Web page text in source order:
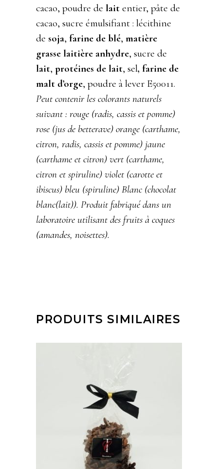
cacao, poudre de lait entier, pâte de
cacao, sucre émulsifiant : lécithine
de soja, farine de blé, matière
grasse laitière anhydre, sucre de
lait, protéines de lait, sel, farine de
malt d’orge, poudre à lever E50011.
Peut contenir les colorants naturels
suivant : rouge (radis, cassis et pomme)
rose (jus de betterave) orange (carthame,
citron, radis, cassis et pomme) jaune
(carthame et citron) vert (carthame,
citron et spiruline) violet (carotte et
ibiscus) bleu (spiruline) Blanc (chocolat
blanc(lait)). Produit fabriqué dans un
laboratoire utilisant des fruits à coques
(amandes, noisettes).
PRODUITS SIMILAIRES
AJOUTER AU PANIER